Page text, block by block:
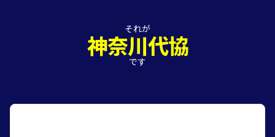
それが
神奈川代協
です